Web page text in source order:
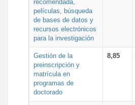
recomendada,
películas, búsqueda
de bases de datos y
recursos electrónicos
para la investigación
Gestión de la
preinscripción y
matrícula en
programas de
doctorado
8,85